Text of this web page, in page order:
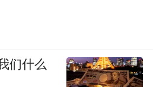
们什么